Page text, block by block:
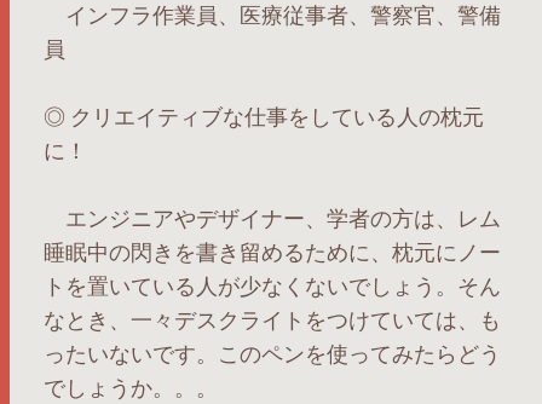
インフラ作業員、医療従事者、警察官、警備
員
◎ クリエイティブな仕事をしている人の枕元
に！
エンジニアやデザイナー、学者の方は、レム
睡眠中の閃きを書き留めるために、枕元にノー
トを置いている人が少なくないでしょう。そん
なとき、一々デスクライトをつけていては、も
ったいないです。このペンを使ってみたらどう
でしょうか。。。